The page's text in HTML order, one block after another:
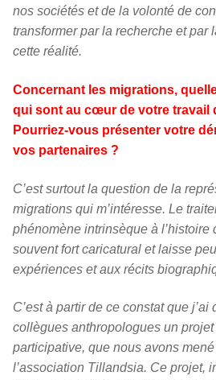
nos sociétés et de la volonté de
transformer par la recherche et par
cette réalité.
Concernant les migrations,
qui sont au cœur de votre travail
Pourriez-vous présenter votre
vos partenaires ?
C’est surtout la question de la
migrations qui m’intéresse. Le
phénomène intrinsèque à l’histoire
souvent fort caricatural et laisse
expériences et aux récits
C’est à partir de ce constat que
collègues anthropologues un
participative, que nous avons
l’association Tillandsia. Ce projet,